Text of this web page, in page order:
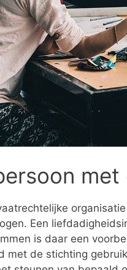
met
Een
is daar een
met de stichting